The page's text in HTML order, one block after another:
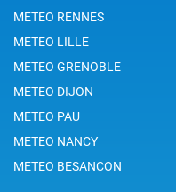
METEO RENNES
METEO LILLE
METEO GRENOBLE
METEO DIJON
METEO PAU
METEO NANCY
METEO BESANCON